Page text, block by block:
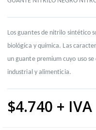
Los guantes de nitrilo sintético
biológica y química. Las
un guante premium cuyo uso
industrial y alimenticia.
$4.740